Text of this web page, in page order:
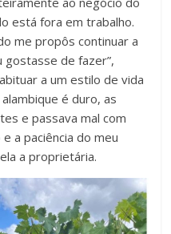
está fora em trabalho.
me propôs continuar a
gostasse de fazer”,
a um estilo de vida
é duro, as
e passava mal com
a paciência do meu
a proprietária.